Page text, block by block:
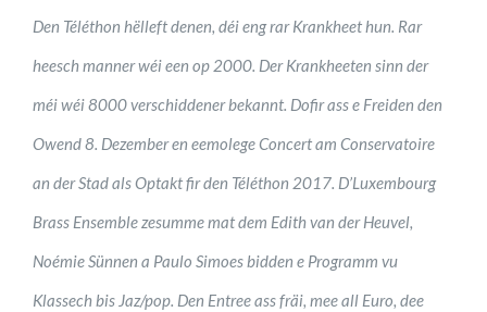
Den Téléthon hëlleft denen, déi eng rar Krankheet hun. Rar
heesch manner wéi een op 2000. Der Krankheeten sinn der
méi wéi 8000 verschiddener bekannt. Dofir ass e Freiden den
Owend 8. Dezember en eemolege Concert am Conservatoire
an der Stad als Optakt fir den Téléthon 2017. D’Luxembourg
Brass Ensemble zesumme mat dem Edith van der Heuvel,
Noémie Sünnen a Paulo Simoes bidden e Programm vu
Klassech bis Jaz/pop. Den Entree ass fräi, mee all Euro, dee